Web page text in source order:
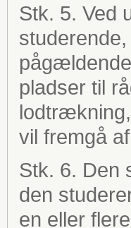
Stk. 5. Ved
pladser til
vil fremgå
Stk. 6. Den
den
en eller